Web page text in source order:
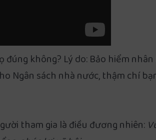
không? Lý do: Bảo hiểm
Ngân sách nhà nước, thậm chí
tham gia là điều đương nhiên: